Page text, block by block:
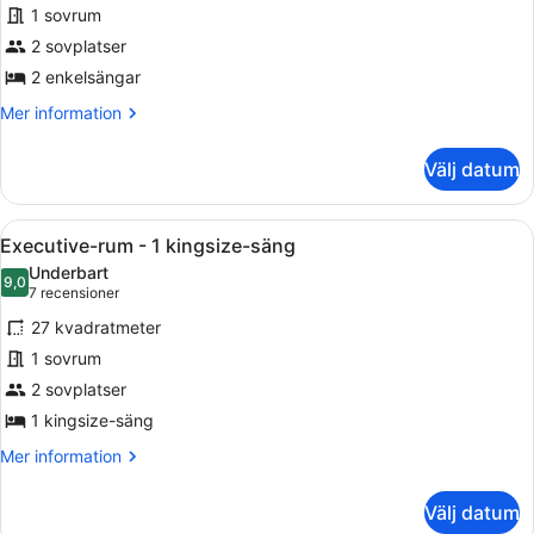
rum
-
2
enkelsängar
1 sovrum
2 sovplatser
2 enkelsängar
Mer information
Mer
rum
2
enkelsängar
Välj datum
Öppna
alla
foton
för
Executive-
rum
-
1
kingsize-
Ett modernt hotellrum med en
10
Executive-rum - 1 kingsize-säng
9,09,0 av 10
Underbart
7 recensioner
(7 recensioner)
27 kvadratmeter
1 sovrum
2 sovplatser
1 kingsize-säng
Mer information
Mer
Välj datum